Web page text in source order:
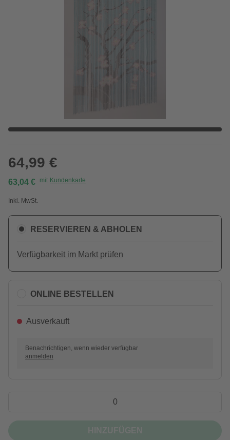
64,99 €
63,04 € mit Kundenkarte
Inkl. MwSt.
RESERVIEREN & ABHOLEN
Verfügbarkeit im Markt prüfen
ONLINE BESTELLEN
Ausverkauft
Benachrichtigen, wenn wieder verfügbar
anmelden